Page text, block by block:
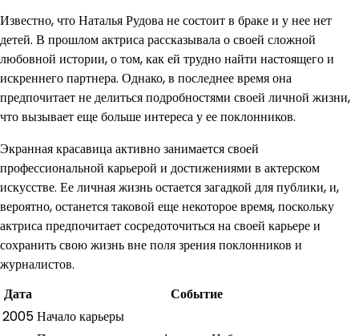
Известно, что Наталья Рудова не состоит в браке и у нее нет
детей. В прошлом актриса рассказывала о своей сложной
любовной истории, о том, как ей трудно найти настоящего и
искреннего партнера. Однако, в последнее время она
предпочитает не делиться подробностями своей личной жизни,
что вызывает еще больше интереса у ее поклонников.
Экранная красавица активно занимается своей
профессиональной карьерой и достижениями в актерском
искусстве. Ее личная жизнь остается загадкой для публики, и,
вероятно, останется таковой еще некоторое время, поскольку
актриса предпочитает сосредоточиться на своей карьере и
сохранить свою жизнь вне поля зрения поклонников и
журналистов.
Дата
Событие
2005Начало карьеры